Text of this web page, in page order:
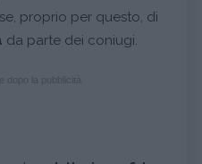
proprio per questo, di
da parte dei coniugi.